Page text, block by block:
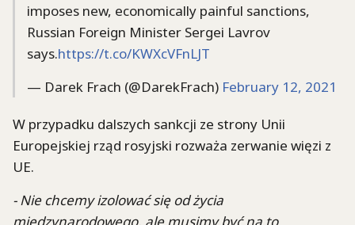
imposes new, economically painful sanctions,
Russian Foreign Minister Sergei Lavrov
says.https://t.co/KWXcVFnLJT
— Darek Frach (@DarekFrach) February 12, 2021
W przypadku dalszych sankcji ze strony Unii
Europejskiej rząd rosyjski rozważa zerwanie więzi z
UE.
- Nie chcemy izolować się od życia